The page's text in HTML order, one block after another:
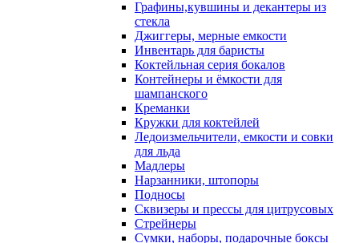
Графины,кувшины и декантеры из
стекла
Джиггеры, мерные емкости
Инвентарь для баристы
Коктейльная серия бокалов
Контейнеры и ёмкости для
шампанского
Креманки
Кружки для коктейлей
Ледоизмельчители, емкости и совки
для льда
Мадлеры
Нарзанники, штопоры
Подносы
Сквизеры и прессы для цитрусовых
Стрейнеры
Сумки, наборы, подарочные боксы